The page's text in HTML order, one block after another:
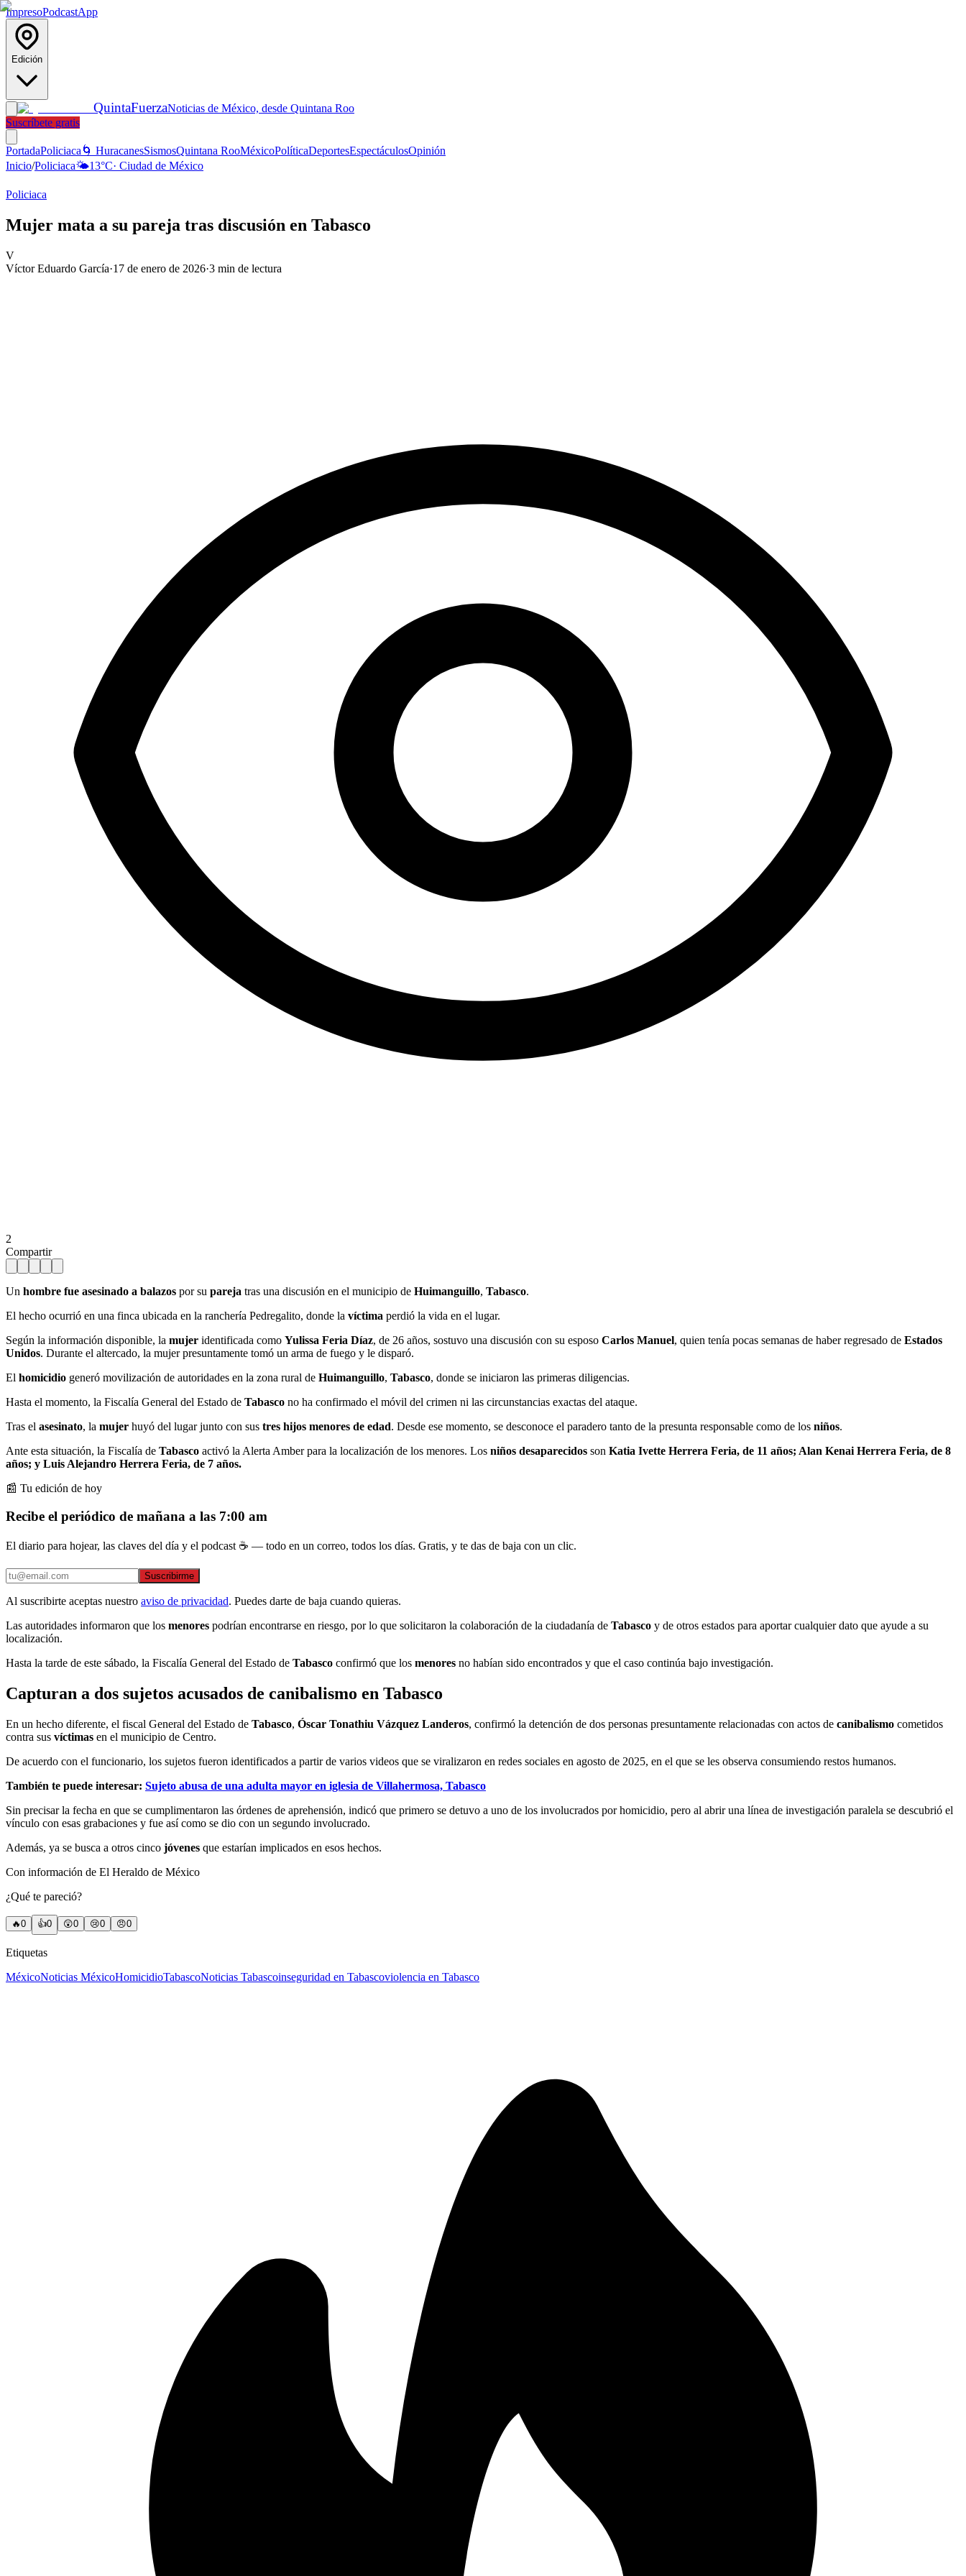
ImpresoPodcastApp
Edición
QuintaFuerzaNoticias de México, desde Quintana Roo
Suscríbete gratis
PortadaPoliciaca 🌀 HuracanesSismosQuintana RooMéxicoPolíticaDeportesEspectáculosOpinión
Inicio/Policiaca🌤️13°C· Ciudad de México
Policiaca
Mujer mata a su pareja tras discusión en Tabasco
V
Víctor Eduardo García·17 de enero de 2026·3 min de lectura
2
Compartir
Un hombre fue asesinado a balazos por su pareja tras una discusión en el municipio de Huimanguillo, Tabasco.
El hecho ocurrió en una finca ubicada en la ranchería Pedregalito, donde la víctima perdió la vida en el lugar.
Según la información disponible, la mujer identificada como Yulissa Feria Díaz, de 26 años, sostuvo una discusión con su esposo Carlos Manuel, quien tenía pocas semanas de haber regresado de Estados
Unidos. Durante el altercado, la mujer presuntamente tomó un arma de fuego y le disparó.
El homicidio generó movilización de autoridades en la zona rural de Huimanguillo, Tabasco, donde se iniciaron las primeras diligencias.
Hasta el momento, la Fiscalía General del Estado de Tabasco no ha confirmado el móvil del crimen ni las circunstancias exactas del ataque.
Tras el asesinato, la mujer huyó del lugar junto con sus tres hijos menores de edad. Desde ese momento, se desconoce el paradero tanto de la presunta responsable como de los niños.
Ante esta situación, la Fiscalía de Tabasco activó la Alerta Amber para la localización de los menores. Los niños desaparecidos son Katia Ivette Herrera Feria, de 11 años; Alan Kenai Herrera Feria, de 8
años; y Luis Alejandro Herrera Feria, de 7 años.
📰 Tu edición de hoy
Recibe el periódico de mañana a las 7:00 am
El diario para hojear, las claves del día y el podcast ☕ — todo en un correo, todos los días. Gratis, y te das de baja con un clic.
Suscribirme
Al suscribirte aceptas nuestro aviso de privacidad. Puedes darte de baja cuando quieras.
Las autoridades informaron que los menores podrían encontrarse en riesgo, por lo que solicitaron la colaboración de la ciudadanía de Tabasco y de otros estados para aportar cualquier dato que ayude a su
localización.
Hasta la tarde de este sábado, la Fiscalía General del Estado de Tabasco confirmó que los menores no habían sido encontrados y que el caso continúa bajo investigación.
Capturan a dos sujetos acusados de canibalismo en Tabasco
En un hecho diferente, el fiscal General del Estado de Tabasco, Óscar Tonathiu Vázquez Landeros, confirmó la detención de dos personas presuntamente relacionadas con actos de canibalismo cometidos
contra sus víctimas en el municipio de Centro.
De acuerdo con el funcionario, los sujetos fueron identificados a partir de varios videos que se viralizaron en redes sociales en agosto de 2025, en el que se les observa consumiendo restos humanos.
También te puede interesar: Sujeto abusa de una adulta mayor en iglesia de Villahermosa, Tabasco
Sin precisar la fecha en que se cumplimentaron las órdenes de aprehensión, indicó que primero se detuvo a uno de los involucrados por homicidio, pero al abrir una línea de investigación paralela se descubrió el
vínculo con esas grabaciones y fue así como se dio con un segundo involucrado.
Además, ya se busca a otros cinco jóvenes que estarían implicados en esos hechos.
Con información de El Heraldo de México
¿Qué te pareció?
🔥0 👍0 😲0 😢0 😠0
Etiquetas
MéxicoNoticias MéxicoHomicidioTabascoNoticias Tabascoinseguridad en Tabascoviolencia en Tabasco